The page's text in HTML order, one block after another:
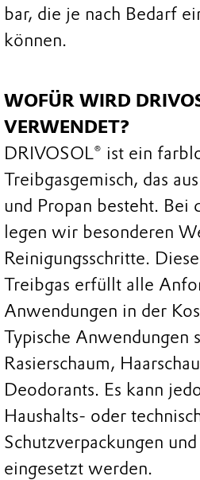
bar, die je nach Bedarf
können.
WOFÜR WIRD
VERWENDET?
DRIVOSOL® ist ein
Treibgasgemisch, das
und Propan besteht. Bei
legen wir besonderen
Reinigungsschritte.
Treibgas erfüllt alle
Anwendungen in der
Typische Anwendungen
Rasierschaum,
Deodorants. Es kann
Haushalts- oder
Schutzverpackungen
eingesetzt werden.